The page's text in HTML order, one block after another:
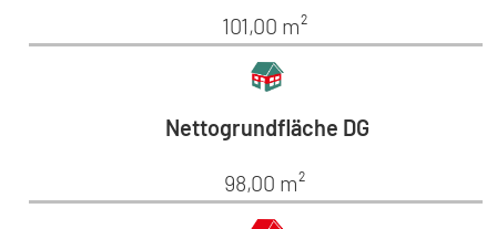
101,00 m²
Nettogrundfläche DG
98,00 m²